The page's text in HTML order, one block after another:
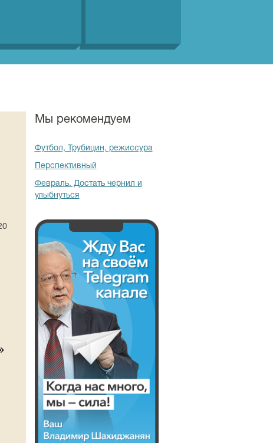
Мы рекомендуем
Футбол, Трубицин, режиссура
Перспективный
Февраль. Достать чернил и
улыбнуться